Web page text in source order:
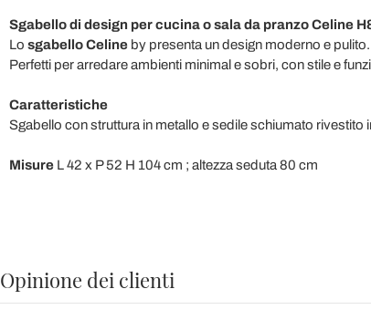
Sgabello di design per cucina o sala da pranzo Celine
Lo sgabello Celine by presenta un design moderno e pulito.
Perfetti per arredare ambienti minimal e sobri, con stile e
Caratteristiche
Sgabello con struttura in metallo e sedile schiumato rivestito
MisureL 42 x P 52 H 104 cm ; altezza seduta 80 cm
Opinione dei clienti